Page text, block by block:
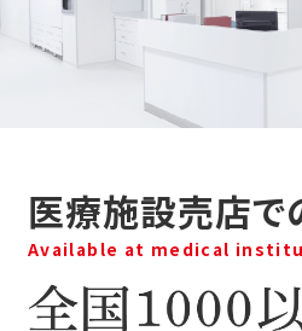
医療施設売店で
Available at medical